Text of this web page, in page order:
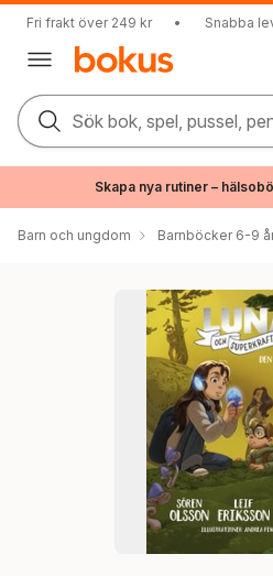
Fri frakt över 249 kr • Snabba
Sök bok, spel, pussel,
Skapa nya rutiner –
Barn och ungdom Barnböcker 6-9